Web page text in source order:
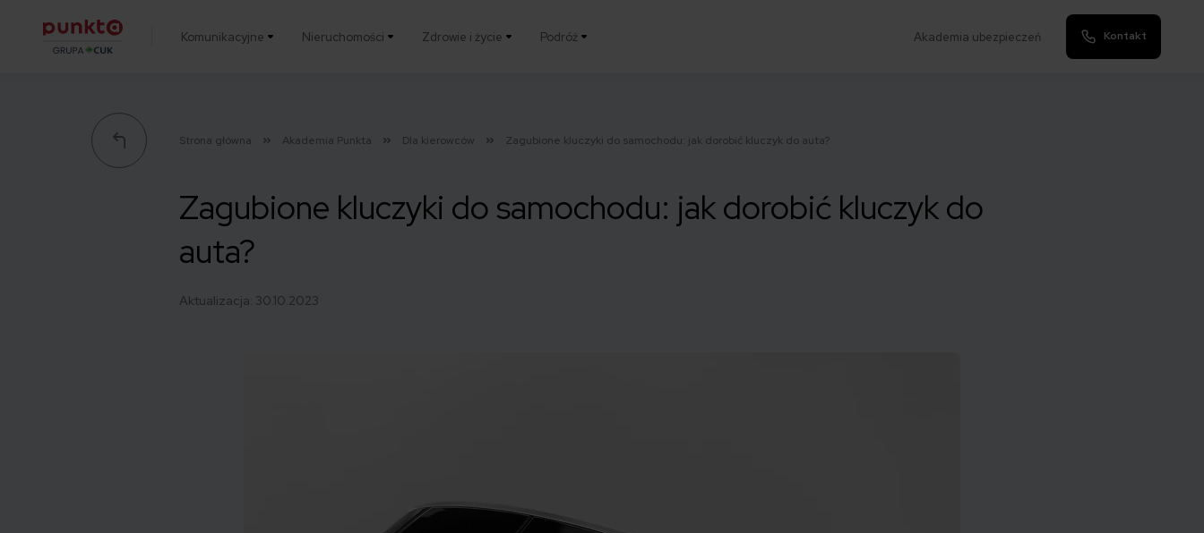
Komunikacyjne Nieruchomości Zdrowie i życie Podróż Akademia ubezpieczeń Kontakt
Strona główna Akademia Punkta Dla kierowców Zagubione kluczyki do samochodu: jak dorobić kluczyk do auta?
Zagubione kluczyki do samochodu: jak dorobić kluczyk do
auta?
Aktualizacja: 30.10.2023